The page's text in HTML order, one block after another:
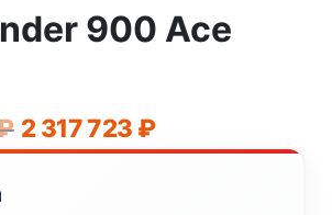
900 Ace
Первоначальная
цена
2 317 723 ₽Текущая
цена: